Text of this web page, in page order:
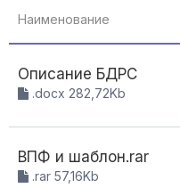
Наименование
Описание БДРС
.docx 282,72Kb
ВПФ и шаблон.rar
.rar 57,16Kb